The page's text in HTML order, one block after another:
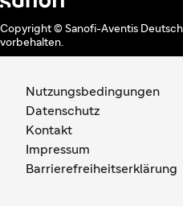
Copyright © Sanofi-Aventis
vorbehalten.
Nutzungsbedingungen
Datenschutz
Kontakt
Impressum
Barrierefreiheitserklärung